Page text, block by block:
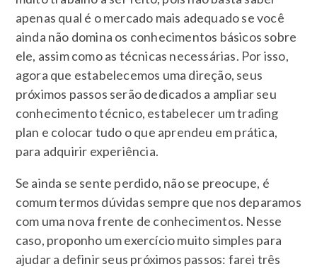
apenas qual é o mercado mais adequado se você
ainda não domina os conhecimentos básicos sobre
ele, assim como as técnicas necessárias. Por isso,
agora que estabelecemos uma direção, seus
próximos passos serão dedicados a ampliar seu
conhecimento técnico, estabelecer um trading
plan e colocar tudo o que aprendeu em prática,
para adquirir experiência.
Se ainda se sente perdido, não se preocupe, é
comum termos dúvidas sempre que nos deparamos
com uma nova frente de conhecimentos. Nesse
caso, proponho um exercício muito simples para
ajudar a definir seus próximos passos: farei três